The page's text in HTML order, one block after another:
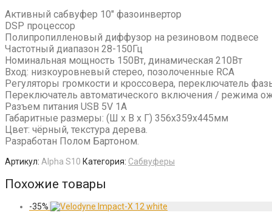
Активный сабвуфер 10″ фазоинвертор
DSP процессор
Полипропилленовый диффузор на резиновом подвесе
Частотный диапазон 28-150Гц
Номинальная мощность 150Вт, динамическая 210Вт
Вход: низкоуровневый стерео, позолоченные RCA
Регуляторы громкости и кроссовера, переключатель
Переключатель автоматического включения / режима
Разъем питания USB 5V 1А
Габаритные размеры: (Ш х В х Г) 356x359x445мм
Цвет: чёрный, текстура дерева.
Разработан Полом Бартоном.
Артикул: Alpha S10 Категория: Сабвуферы
Похожие товары
-35%